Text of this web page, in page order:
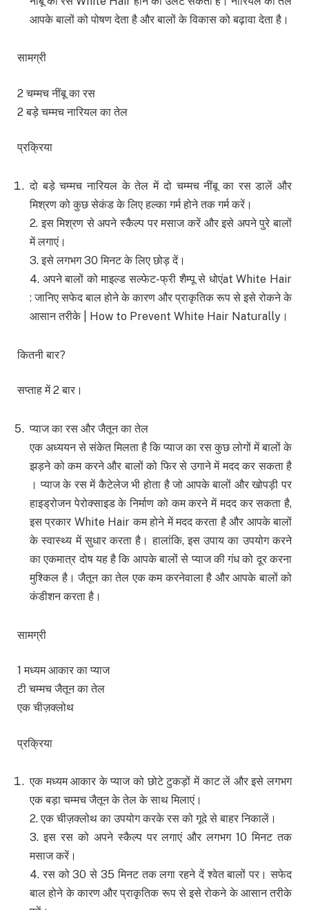
आपके बालों को पोषण देता है और बालों के विकास को बढ़ावा देता है।
सामग्री
2 चम्मच नींबू का रस
2 बड़े चम्मच नारियल का तेल
प्रक्रिया
दो बड़े चम्मच नारियल के तेल में दो चम्मच नींबू का रस डालें और
मिश्रण को कुछ सेकंड के लिए हल्का गर्म होने तक गर्म करें।
2. इस मिश्रण से अपने स्कैल्प पर मसाज करें और इसे अपने पुरे बालों
में लगाएं।
3. इसे लगभग 30 मिनट के लिए छोड़ दें।
4. अपने बालों को माइल्ड सल्फेट-फ्री शैम्पू से धोएंat White Hair
: जानिए सफेद बाल होने के कारण और प्राकृतिक रूप से इसे रोकने के
आसान तरीके | How to Prevent White Hair Naturally।
कितनी बार?
सप्ताह में 2 बार।
प्याज का रस और जैतून का तेल
एक अध्ययन से संकेत मिलता है कि प्याज का रस कुछ लोगों में बालों के
झड़ने को कम करने और बालों को फिर से उगाने में मदद कर सकता है
। प्याज के रस में कैटेलेज भी होता है जो आपके बालों और खोपड़ी पर
हाइड्रोजन पेरोक्साइड के निर्माण को कम करने में मदद कर सकता है,
इस प्रकार White Hair कम होने में मदद करता है और आपके बालों
के स्वास्थ्य में सुधार करता है। हालांकि, इस उपाय का उपयोग करने
का एकमात्र दोष यह है कि आपके बालों से प्याज की गंध को दूर करना
मुश्किल है। जैतून का तेल एक कम करनेवाला है और आपके बालों को
कंडीशन करता है।
सामग्री
1 मध्यम आकार का प्याज
टी चम्मच जैतून का तेल
एक चीज़क्लोथ
प्रक्रिया
एक मध्यम आकार के प्याज को छोटे टुकड़ों में काट लें और इसे लगभग
एक बड़ा चम्मच जैतून के तेल के साथ मिलाएं।
2. एक चीज़क्लोथ का उपयोग करके रस को गूदे से बाहर निकालें।
3. इस रस को अपने स्कैल्प पर लगाएं और लगभग 10 मिनट तक
मसाज करें।
4. रस को 30 से 35 मिनट तक लगा रहने दें श्वेत बालों पर। सफेद
बाल होने के कारण और प्राकृतिक रूप से इसे रोकने के आसान तरीके